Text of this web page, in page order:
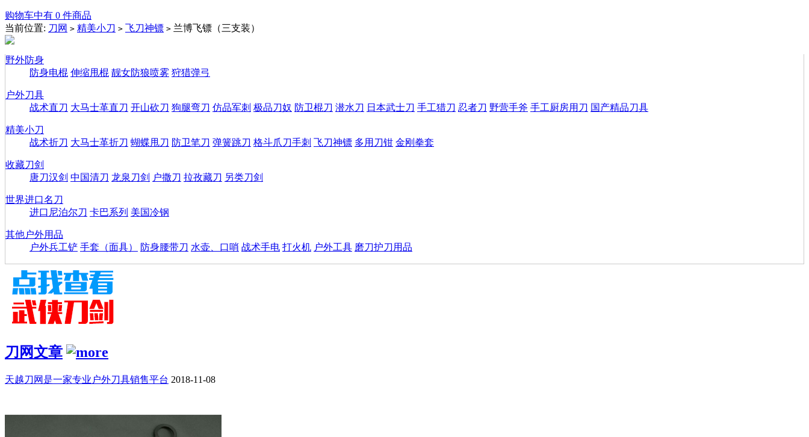
购物车中有 0 件商品
当前位置: 刀网 > 精美小刀 > 飞刀神镖 > 兰博飞镖（三支装）
野外防身
防身电棍 伸缩甩棍 靓女防狼喷雾 狩猎弹弓
户外刀具
战术直刀 大马士革直刀 开山砍刀 狗腿弯刀 仿品军刺 极品刀奴 防卫棍刀 潜水刀 日本武士刀 手工猎刀 忍者刀 野营手斧 手工厨房用刀 国产精品刀具
精美小刀
战术折刀 大马士革折刀 蝴蝶甩刀 防卫笔刀 弹簧跳刀 格斗爪刀手刺 飞刀神镖 多用刀钳 金刚拳套
收藏刀剑
唐刀汉剑 中国清刀 龙泉刀剑 户撒刀 拉孜藏刀 另类刀剑
世界进口名刀
进口尼泊尔刀 卡巴系列 美国冷钢
其他户外用品
户外兵工铲 手套（面具） 防身腰带刀 水壶、口哨 战术手电 打火机 户外工具 磨刀护刀用品
刀网文章
天越刀网是一家专业户外刀具销售平台 2018-11-08